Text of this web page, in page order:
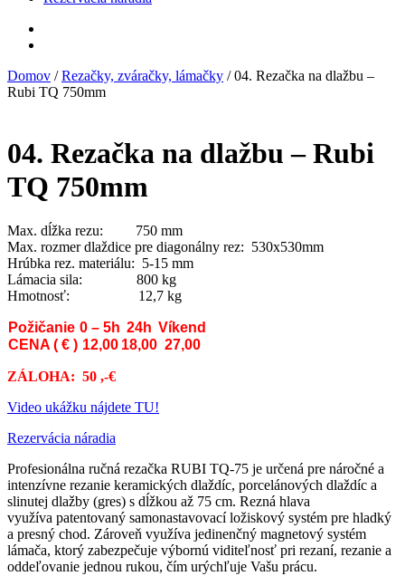
Domov /Rezačky, zváračky, lámačky / 04. Rezačka na dlažbu –
Rubi TQ 750mm
04. Rezačka na dlažbu – Rubi
TQ 750mm
Max. dĺžka rezu: 750 mm
Max. rozmer dlaždice pre diagonálny rez: 530x530mm
Hrúbka rez. materiálu: 5-15 mm
Lámacia sila: 800 kg
Hmotnosť: 12,7 kg
Požičanie 0 – 5h 24h Víkend
CENA ( € ) 12,00 18,00 27,00
ZÁLOHA: 50 ,-€
Video ukážku nájdete TU!
Rezervácia náradia
Profesionálna ručná rezačka RUBI TQ-75 je určená pre náročné a
intenzívne rezanie keramických dlaždíc, porcelánových dlaždíc a
slinutej dlažby (gres) s dĺžkou až 75 cm. Rezná hlava
využíva patentovaný samonastavovací ložiskový systém pre hladký
a presný chod. Zároveň využíva jedinenčný magnetový systém
lámača, ktorý zabezpečuje výbornú viditeľnosť pri rezaní, rezanie a
oddeľovanie jednou rukou, čím urýchľuje Vašu prácu.